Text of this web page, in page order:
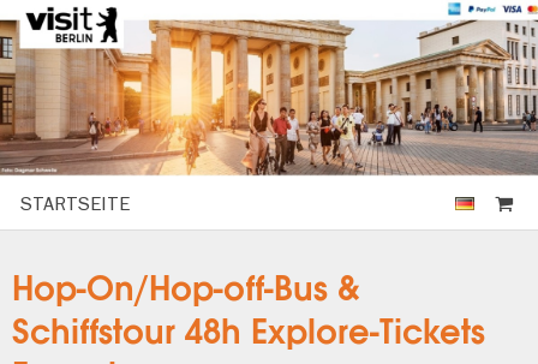
STARTSEITE
Hop-On/Hop-off-Bus &
Schiffstour 48h Explore-Tickets